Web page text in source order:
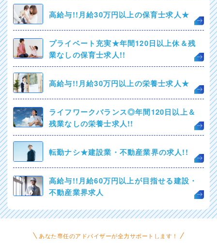
高給与!!月給30万円以上の保育士求人★
プライベート充実★年間120日以上休＆残
業なしの保育士求人!!
高給与!!月給30万円以上の栄養士求人★
ライフワークバランス◎年間120日以上＆
残業なしの栄養士求人!!
転勤ナシ★建設業・不動産業界の求人!!
高給与!!月給60万円以上が目指せる建設・
不動産業界求人
あなた専任のアドバイザーが全力サポートします！